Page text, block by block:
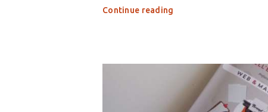
Continue reading